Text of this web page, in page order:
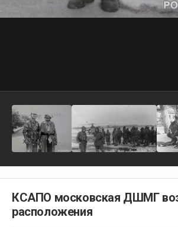
КСАПО московская ДШМГ
расположения